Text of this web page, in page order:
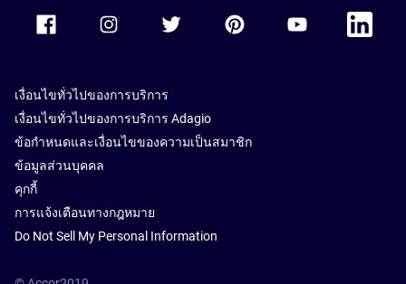
Accor Facebook Accor TwitterAccor PinterestAccor Youtube
Accor
เงื่อนไขทั่วไปของการบริการ
เงื่อนไขทั่วไปของการบริการ Adagio
ข้อกำหนดและเงื่อนไขของความเป็นสมาชิก
ข้อมูลส่วนบุคคล
คุกกี้
การแจ้งเตือนทางกฎหมาย
Do Not Sell My Personal Information